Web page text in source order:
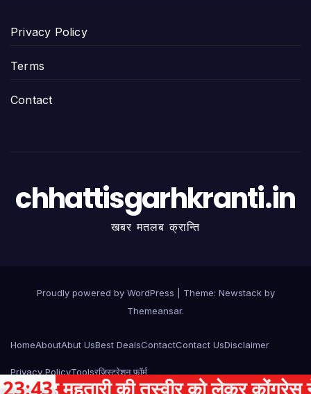
Privacy Policy
Terms
Contact
chhattisgarhkranti.in
खबर मतलब क्रान्ति
Proudly powered by WordPress Theme: Newstackby
Themeansar.
HomeAboutAbut UsBest DealsContactContact UsDisclaimer
Privacy PolicyToolsरजिस्ट्रेशन फॉर्म
की तस्वीर को लेकर कोंग्रेस ने
23:43